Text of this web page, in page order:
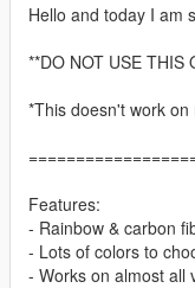
Hello and today I am
**DO NOT USE THIS
*This doesn't work
Features:
- Rainbow & carbon
- Lots of colors to
- Works on almost all